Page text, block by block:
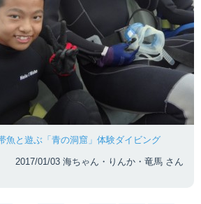
魚と遊ぶ「青の洞窟」体験ダイビング
2017/01/03 海ちゃん・りんか・竜馬 さん